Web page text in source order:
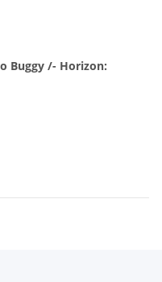
Buggy /- Horizon: